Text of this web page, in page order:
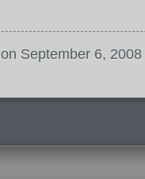
on September 6, 2008